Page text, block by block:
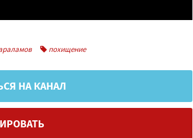
похищение
НА КАНАЛ